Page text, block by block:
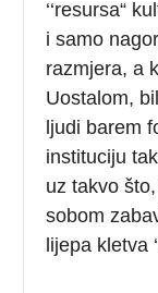
‘‘resursa“
i samo
razmjera, a
Uostalom,
ljudi barem
instituciju
uz takvo
sobom
lijepa kletva